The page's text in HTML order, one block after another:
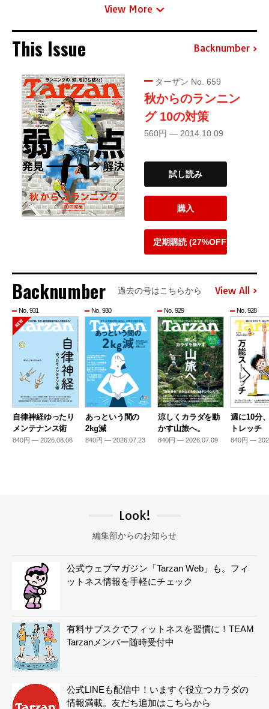
View More
This Issue Backnumber
ターザン No. 659
秋からのランニン
グ 10の対策
560円 — 2014.10.09
試し読み
購入
定期購読 (27%OFF)
Backnumber 過去の号はこちらから View All
No. 931
自律神経ゆったり
メンテナンス術
840円 — 2026.08.06
No. 930
あっという間の
2kg減
840円 — 2026.07.23
No. 929
涼しくカラダを動
かす山旅へ。
840円 — 2026.07.09
No. 928
週に10分
トレッチ
840円 —
Look!
編集部からのお知らせ
公式ウェブマガジン「Tarzan Web」も。フィ
ットネス情報を手軽にチェック
有料サブスクでフィットネスを習慣に！TEAM
Tarzanメンバー随時受付中
公式LINEも配信中！いますぐ役立つカラダの
情報満載。友だち追加はこちらから